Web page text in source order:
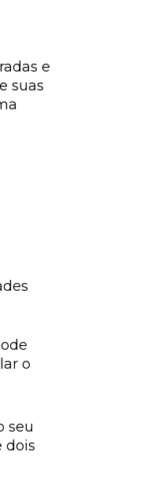
e
suas
o
seu
dois